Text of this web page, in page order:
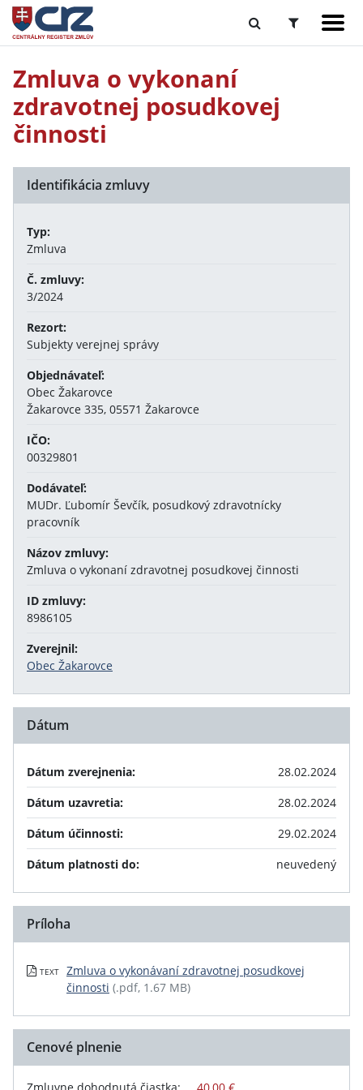
Zmluva o vykonaní
zdravotnej posudkovej
činnosti
Identifikácia zmluvy
Typ:
Zmluva
Č. zmluvy:
3/2024
Rezort:
Subjekty verejnej správy
Objednávateľ:
Obec Žakarovce
Žakarovce 335, 05571 Žakarovce
IČO:
00329801
Dodávateľ:
MUDr. Ľubomír Ševčík, posudkový zdravotnícky
pracovník
Názov zmluvy:
Zmluva o vykonaní zdravotnej posudkovej činnosti
ID zmluvy:
8986105
Zverejnil:
Obec Žakarovce
Dátum
Dátum zverejnenia:
28.02.2024
Dátum uzavretia:
28.02.2024
Dátum účinnosti:
29.02.2024
Dátum platnosti do:
neuvedený
Príloha
TEXT
Zmluva o vykonávaní zdravotnej posudkovej
činnosti (.pdf, 1.67 MB)
Cenové plnenie